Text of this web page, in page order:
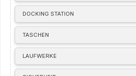
DOCKING STATION
TASCHEN
LAUFWERKE